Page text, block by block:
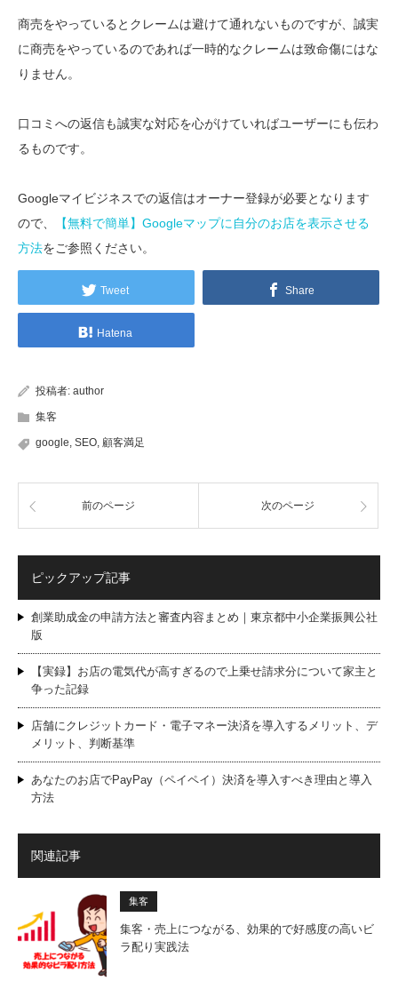
商売をやっているとクレームは避けて通れないものですが、誠実
に商売をやっているのであれば一時的なクレームは致命傷にはな
りません。
口コミへの返信も誠実な対応を心がけていればユーザーにも伝わ
るものです。
Googleマイビジネスでの返信はオーナー登録が必要となります
ので、
【無料で簡単】Googleマップに自分のお店を表示させる
方法をご参照ください。
Tweet Share
Hatena
投稿者: author
集客
google, SEO, 顧客満足
前のページ 次のページ
ピックアップ記事
創業助成金の申請方法と審査内容まとめ｜東京都中小企業振興公社
版
【実録】お店の電気代が高すぎるので上乗せ請求分について家主と
争った記録
店舗にクレジットカード・電子マネー決済を導入するメリット、デ
メリット、判断基準
あなたのお店でPayPay（ペイペイ）決済を導入すべき理由と導入
方法
関連記事
集客
集客・売上につながる、効果的で好感度の高いビ
ラ配り実践法